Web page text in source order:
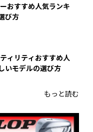
おすすめ人気ランキ
び方
ィリティおすすめ人
いモデルの選び方
もっと読む